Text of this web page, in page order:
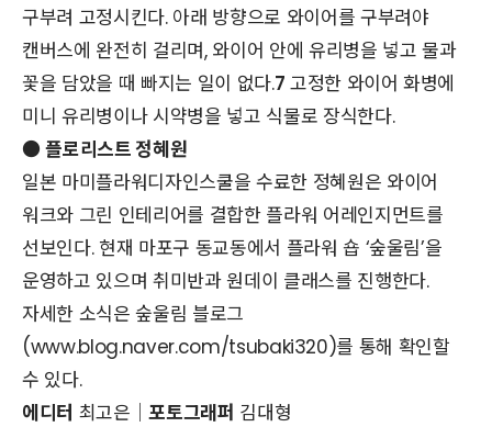
구부려 고정시킨다. 아래 방향으로 와이어를 구부려야
캔버스에 완전히 걸리며, 와이어 안에 유리병을 넣고 물과
꽃을 담았을 때 빠지는 일이 없다.7 고정한 와이어 화병에
미니 유리병이나 시약병을 넣고 식물로 장식한다.
●플로리스트 정혜원
일본 마미플라워디자인스쿨을 수료한 정혜원은 와이어
워크와 그린 인테리어를 결합한 플라워 어레인지먼트를
선보인다. 현재 마포구 동교동에서 플라워 숍 ‘숲울림’을
운영하고 있으며 취미반과 원데이 클래스를 진행한다.
자세한 소식은 숲울림 블로그
(www.blog.naver.com/tsubaki320)를 통해 확인할
수 있다.
에디터 최고은│포토그래퍼 김대형